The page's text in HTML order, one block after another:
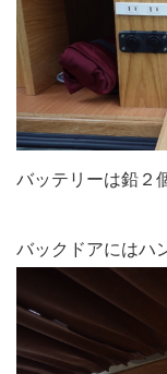
バッテリーは鉛２
バックドアにはハ